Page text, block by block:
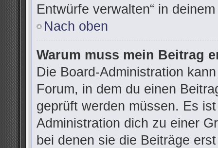
Entwürfe verwalten“ in
Nach oben
Warum muss mein Beitrag
Die Board-Administration
Forum, in dem du einen
geprüft werden müssen. Es
Administration dich zu einer
bei denen sie die Beiträge